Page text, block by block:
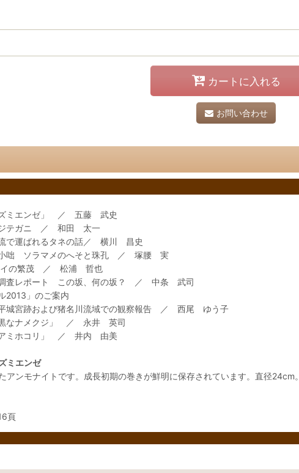
カートに入れる
お問い合わせ
ミエンゼ」 ／ 五藤 武史
ジテガニ ／ 和田 太一
で運ばれるタネの話／ 横川 昌史
咄 ソラマメのへそと珠孔 ／ 塚腰 実
イの繁茂 ／ 松浦 哲也
査レポート この坂、何の坂？ ／ 中条 武司
2013」のご案内
城宮跡および猪名川流域での観察報告 ／ 西尾 ゆう子
なナメクジ」 ／ 永井 英司
ミホコリ」 ／ 井内 由美
ミエンゼ
アンモナイトです。成長初期の巻きが鮮明に保存されています。直径24cm。
頁